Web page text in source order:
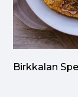
Birkkalan